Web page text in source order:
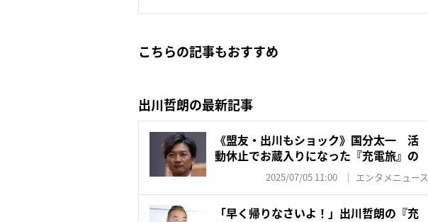
こちらの記事もおすすめ
出川哲朗の最新記事
《盟友・出川もショック》国分太一 活
動休止でお蔵入りになった『充電旅』の
2025/07/05 11:00 エンタメニュース
「早く帰りなさいよ！」出川哲朗の『充